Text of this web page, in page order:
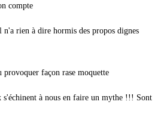
compte
rien à dire hormis des propos dignes
façon rase moquette
s'échinent à nous en faire un mythe !!! Sont